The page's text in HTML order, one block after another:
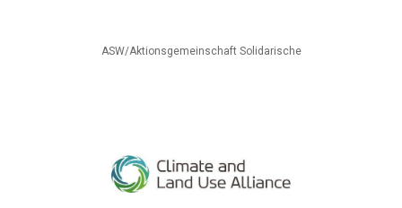
ASW/Aktionsgemeinschaft Solidarische